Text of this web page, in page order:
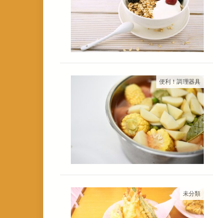
便利！調理器具
未分類